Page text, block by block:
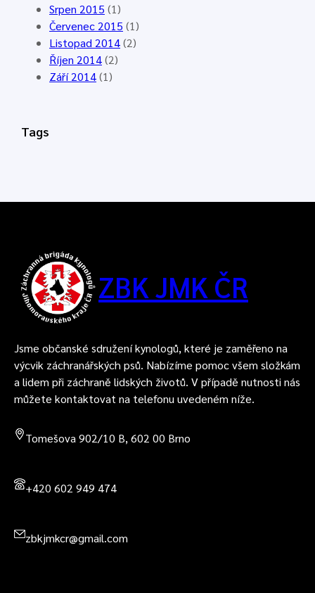
Srpen 2015 (1)
Červenec 2015 (1)
Listopad 2014(2)
Říjen 2014(2)
Září 2014(1)
Tags
ZBK JMK ČR
Jsme občanské sdružení kynologů, které je zaměřeno na
výcvik záchranářských psů. Nabízíme pomoc všem složkám
a lidem při záchraně lidských životů. V případě nutnosti nás
můžete kontaktovat na telefonu uvedeném níže.
Tomešova 902/10 B, 602 00 Brno
+420 602 949 474
zbkjmkcr@gmail.com